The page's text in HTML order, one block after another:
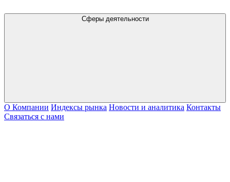
Сферы деятельности
О Компании Индексы рынка Новости и аналитика Контакты
Связаться с нами